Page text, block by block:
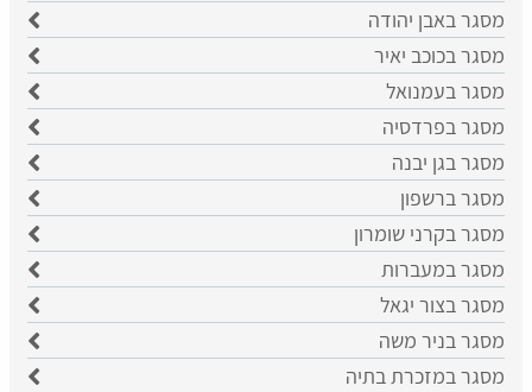
מסגר באבן יהודה
מסגר בכוכב יאיר
מסגר בעמנואל
מסגר בפרדסיה
מסגר בגן יבנה
מסגר ברשפון
מסגר בקרני שומרון
מסגר במעברות
מסגר בצור יגאל
מסגר בניר משה
מסגר במזכרת בתיה